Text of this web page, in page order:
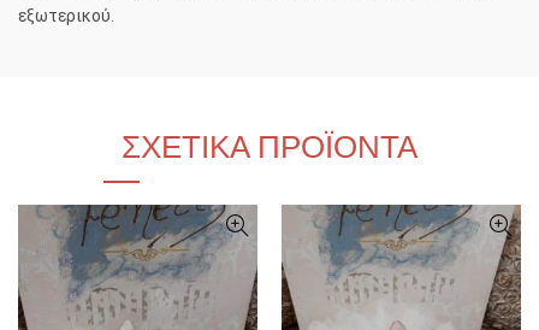
εξωτερικού.
ΣΧΕΤΙΚΆ ΠΡΟΪΌΝΤΑ